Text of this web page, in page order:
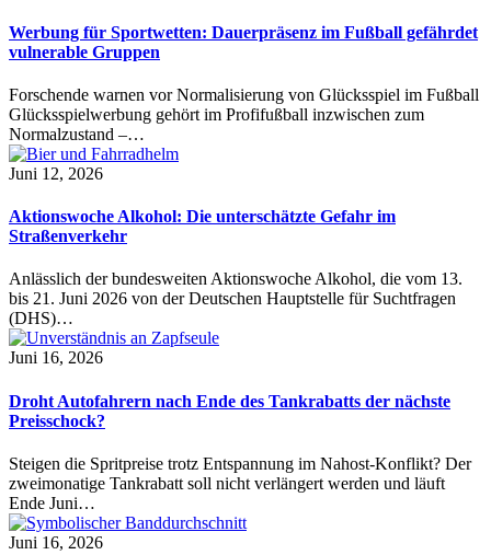
Werbung für Sportwetten: Dauerpräsenz im Fußball gefährdet
vulnerable Gruppen
Forschende warnen vor Normalisierung von Glücksspiel im Fußball
Glücksspielwerbung gehört im Profifußball inzwischen zum
Normalzustand –…
Juni 12, 2026
Aktionswoche Alkohol: Die unterschätzte Gefahr im
Straßenverkehr
Anlässlich der bundesweiten Aktionswoche Alkohol, die vom 13.
bis 21. Juni 2026 von der Deutschen Hauptstelle für Suchtfragen
(DHS)…
Juni 16, 2026
Droht Autofahrern nach Ende des Tankrabatts der nächste
Preisschock?
Steigen die Spritpreise trotz Entspannung im Nahost-Konflikt? Der
zweimonatige Tankrabatt soll nicht verlängert werden und läuft
Ende Juni…
Juni 16, 2026